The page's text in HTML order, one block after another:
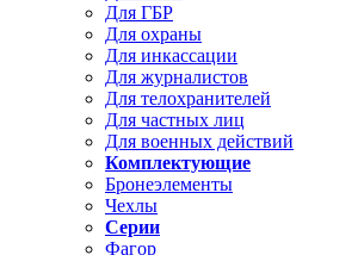
Для ГБР
Для охраны
Для инкассации
Для журналистов
Для телохранителей
Для частных лиц
Для военных действий
Комплектующие
Бронеэлементы
Чехлы
Серии
Фагор